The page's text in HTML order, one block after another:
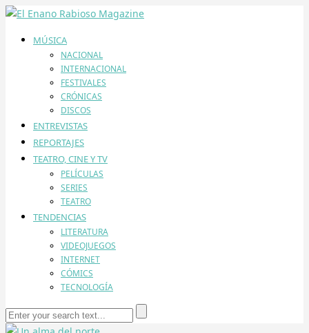
MÚSICA
NACIONAL
INTERNACIONAL
FESTIVALES
CRÓNICAS
DISCOS
ENTREVISTAS
REPORTAJES
TEATRO, CINE Y TV
PELÍCULAS
SERIES
TEATRO
TENDENCIAS
LITERATURA
VIDEOJUEGOS
INTERNET
CÓMICS
TECNOLOGÍA